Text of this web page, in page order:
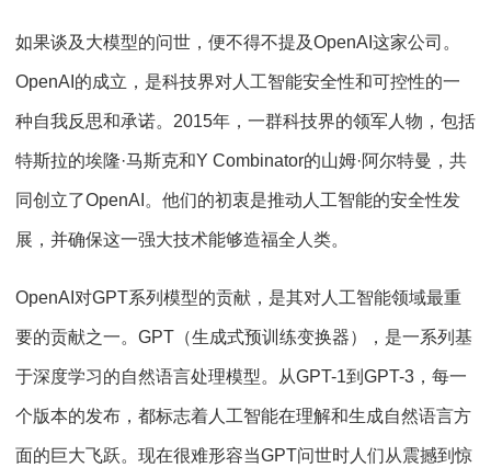
如果谈及大模型的问世，便不得不提及OpenAI 这家公司。
OpenAI 的成立，是科技界对人工智能安全性和可控性的一
种自我反思和承诺。 2015年，一群科技界的领军人物，包括
特斯拉的埃隆·马斯克和Y Combinator的山姆·阿尔特曼，共
同创立了OpenAI 。他们的初衷是推动人工智能的安全性发
展，并确保这一强大技术能够造福全人类。
OpenAI对GPT系列模型的贡献，是其对人工智能领域最重
要的贡献之一。 GPT （生成式预训练变换器），是一系列基
于深度学习的自然语言处理模型。从GPT-1到 GPT-3 ，每一
个版本的发布，都标志着人工智能在理解和生成自然语言方
面的巨大飞跃。现在很难形容当GPT问世时人们从震撼到惊